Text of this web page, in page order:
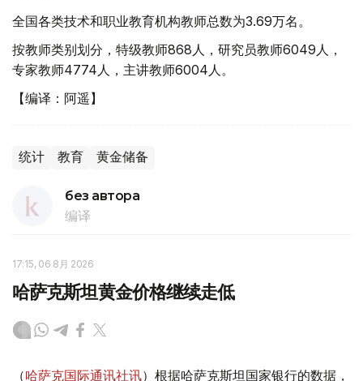
全国各类技术和职业教育机构教师总数为3.69万名。
按教师类别划分，特级教师868人，研究员教师6049人，
专家教师4774人，主讲教师6004人。
【编译：阿遥】
统计 教育 黄金储备
без автора
编译
17:15, 06 8月 2026
哈萨克斯坦黄金价格继续走低
（哈萨克国际通讯社讯）根据哈萨克斯坦国家银行的数据，